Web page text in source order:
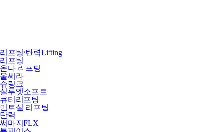
리프팅/탄력Lifting
리프팅
온다 리프팅
울쎄라
슈링크
실루엣소프트
큐티리프팅
민트실 리프팅
탄력
써마지FLX